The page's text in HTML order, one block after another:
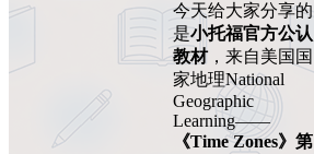
今天给大家分享的
是小托福官方公认
教材，来自美国国
家地理National
Geographic
Learning——
《Time Zones》第